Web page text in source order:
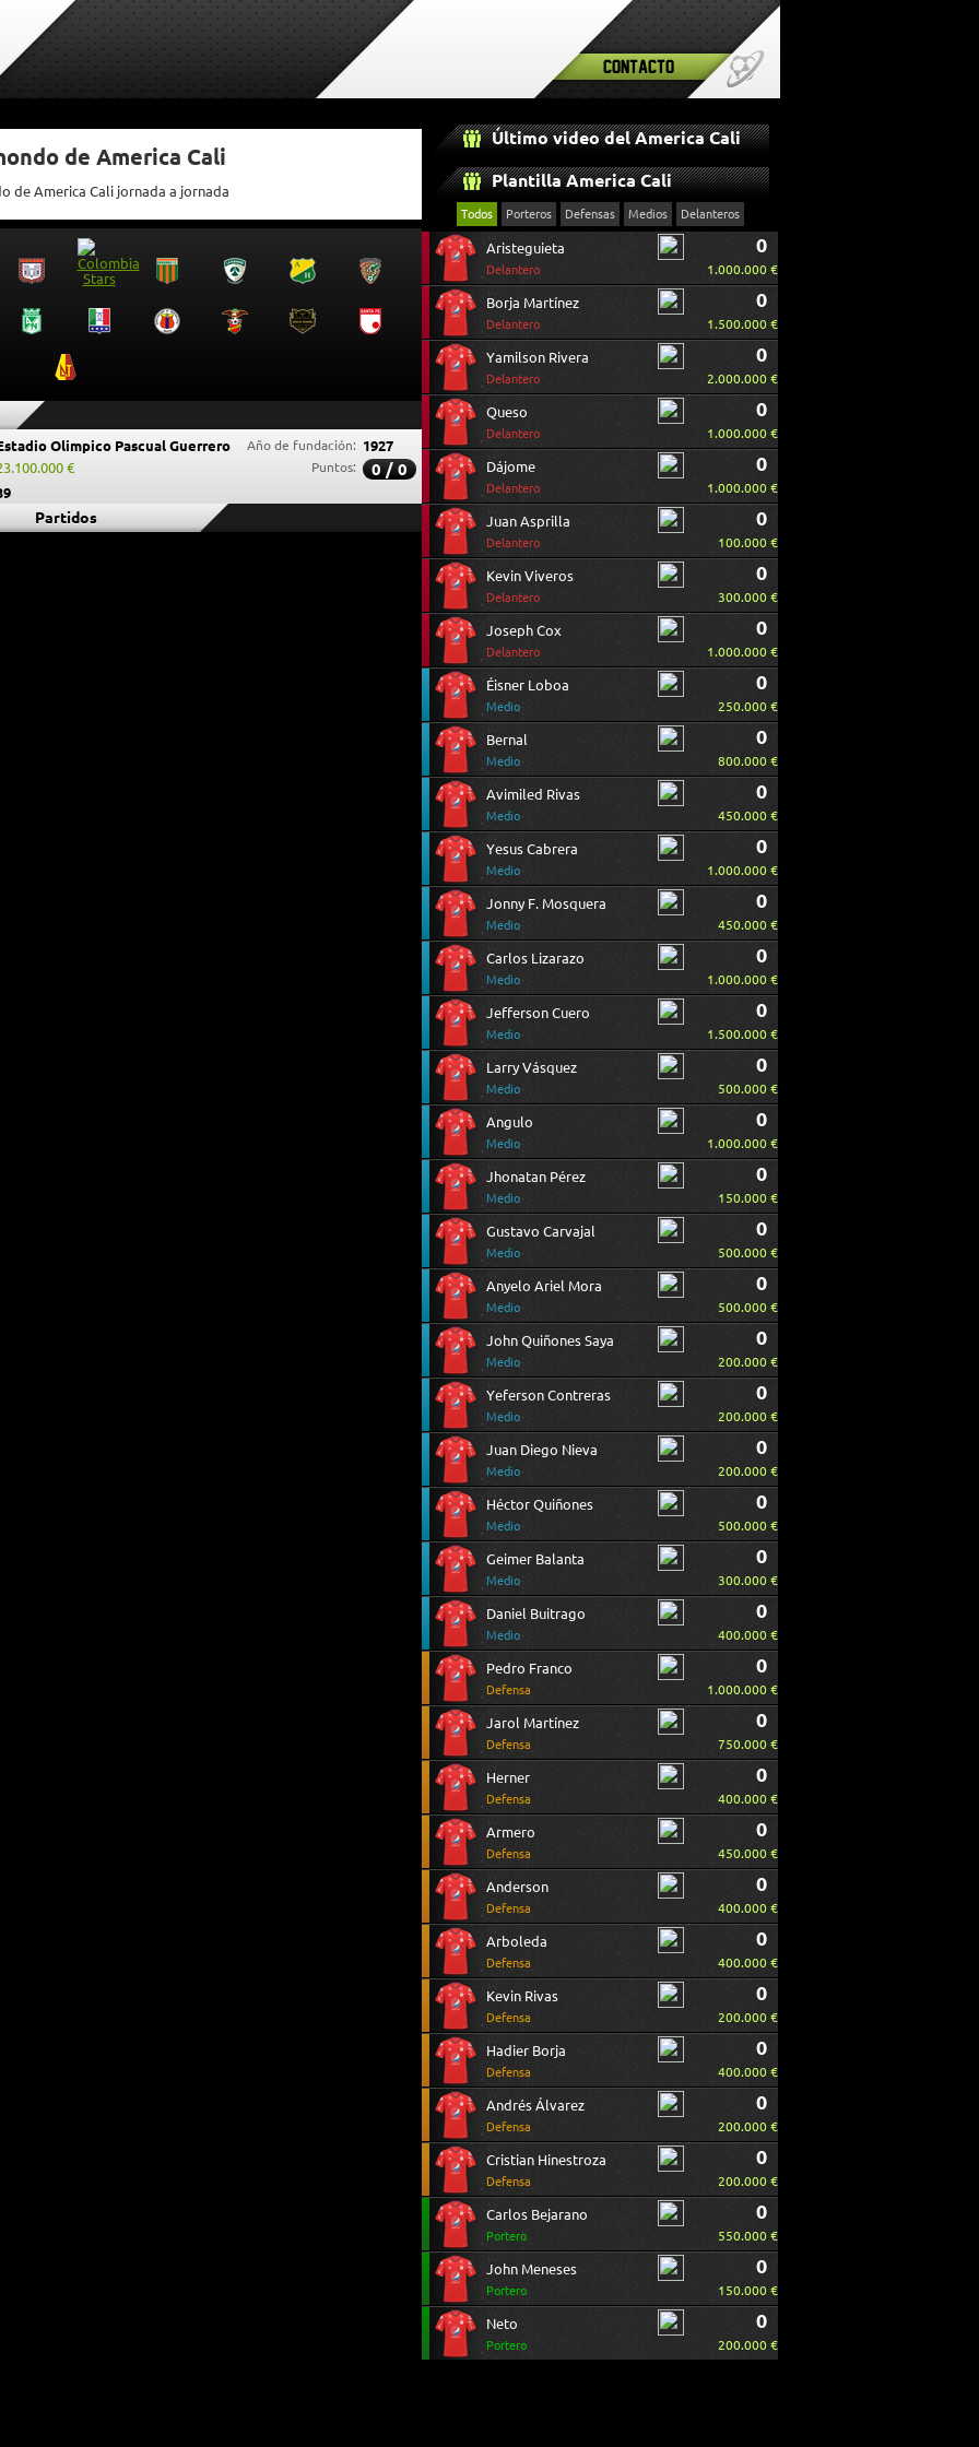
Contacto
de America Cali
de America Cali jornada a jornada
Olimpico Pascual Guerrero Año de fundación: 1927
€ Puntos: 0 / 0
Partidos
Último video del America Cali
Plantilla America Cali
Todos Porteros Defensas Medios Delanteros
Aristeguieta
Delantero
0
1.000.000 €
Borja Martínez
Delantero
0
1.500.000 €
Yamilson Rivera
Delantero
0
2.000.000 €
Queso
Delantero
0
1.000.000 €
Dájome
Delantero
0
1.000.000 €
Juan Asprilla
Delantero
0
100.000 €
Kevin Viveros
Delantero
0
300.000 €
Joseph Cox
Delantero
0
1.000.000 €
Éisner Loboa
Medio
0
250.000 €
Bernal
Medio
0
800.000 €
Avimiled Rivas
Medio
0
450.000 €
Yesus Cabrera
Medio
0
1.000.000 €
Jonny F. Mosquera
Medio
0
450.000 €
Carlos Lizarazo
Medio
0
1.000.000 €
Jefferson Cuero
Medio
0
1.500.000 €
Larry Vásquez
Medio
0
500.000 €
Angulo
Medio
0
1.000.000 €
Jhonatan Pérez
Medio
0
150.000 €
Gustavo Carvajal
Medio
0
500.000 €
Anyelo Ariel Mora
Medio
0
500.000 €
John Quiñones Saya
Medio
0
200.000 €
Yeferson Contreras
Medio
0
200.000 €
Juan Diego Nieva
Medio
0
200.000 €
Héctor Quiñones
Medio
0
500.000 €
Geimer Balanta
Medio
0
300.000 €
Daniel Buitrago
Medio
0
400.000 €
Pedro Franco
Defensa
0
1.000.000 €
Jarol Martínez
Defensa
0
750.000 €
Herner
Defensa
0
400.000 €
Armero
Defensa
0
450.000 €
Anderson
Defensa
0
400.000 €
Arboleda
Defensa
0
400.000 €
Kevin Rivas
Defensa
0
200.000 €
Hadier Borja
Defensa
0
400.000 €
Andrés Álvarez
Defensa
0
200.000 €
Cristian Hinestroza
Defensa
0
200.000 €
Carlos Bejarano
Portero
0
550.000 €
John Meneses
Portero
0
150.000 €
Neto
Portero
0
200.000 €